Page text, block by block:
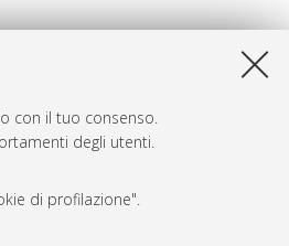
con il tuo consenso.
degli utenti.
di profilazione".